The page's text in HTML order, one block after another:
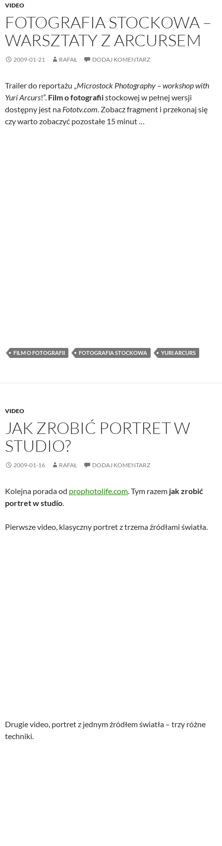
VIDEO
FOTOGRAFIA STOCKOWA –
WARSZTATY Z ARCURSEM
2009-01-21 RAFAŁ DODAJ KOMENTARZ
Trailer do reportażu „Microstock Photography – workshop with
Yuri Arcurs!”. Film o fotografiistockowej w pełnej wersji
dostępny jest na Fototv.com. Zobacz fragment i przekonaj się
czy warto zobaczyć pozostałe 15 minut …
FILM O FOTOGRAFII FOTOGRAFIA STOCKOWA YURI ARCURS
VIDEO
JAK ZROBIĆ PORTRET W
STUDIO?
2009-01-16 RAFAŁ DODAJ KOMENTARZ
Kolejna porada od prophotolife.com. Tym razem jak zrobić
portret w studio.
Pierwsze video, klasyczny portret z trzema źródłami światła.
Drugie video, portret z jednym źródłem światła – trzy różne
techniki.